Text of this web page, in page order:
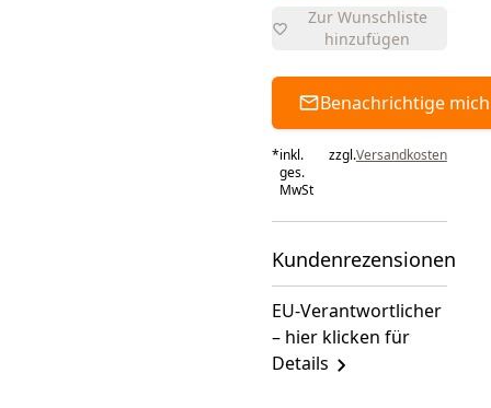
Zur Wunschliste
hinzufügen
Benachrichtige mich
*inkl.
ges.
MwSt
zzgl.Versandkosten
Kundenrezensionen
EU-Verantwortlicher
– hier klicken für
Details